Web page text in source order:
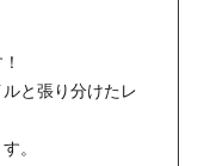
と張り分けたレ
。